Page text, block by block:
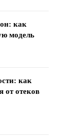
как
модель
как
от отеков